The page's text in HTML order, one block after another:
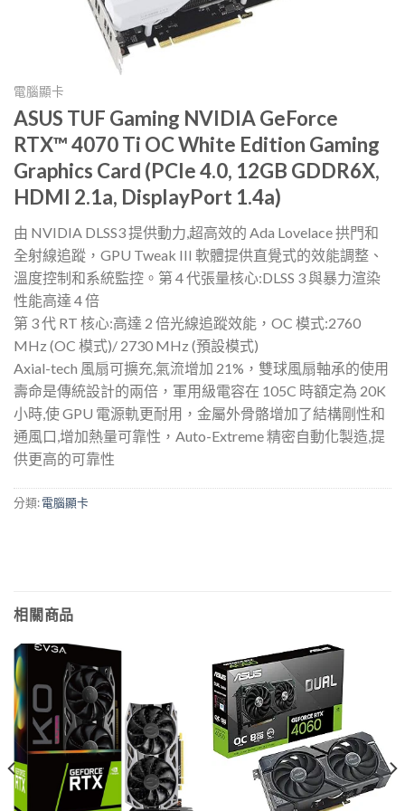
電腦顯卡
ASUS TUF Gaming NVIDIA GeForce
RTX™ 4070 Ti OC White Edition Gaming
Graphics Card (PCIe 4.0, 12GB GDDR6X,
HDMI 2.1a, DisplayPort 1.4a)
由 NVIDIA DLSS3 提供動力,超高效的 Ada Lovelace 拱門和
全射線追蹤，GPU Tweak III 軟體提供直覺式的效能調整、
溫度控制和系統監控。第 4 代張量核心:DLSS 3 與暴力渲染
性能高達 4 倍
第 3 代 RT 核心:高達 2 倍光線追蹤效能，OC 模式:2760
MHz (OC 模式)/ 2730 MHz (預設模式)
Axial-tech 風扇可擴充,氣流增加 21%，雙球風扇軸承的使用
壽命是傳統設計的兩倍，軍用級電容在 105C 時額定為 20K
小時,使 GPU 電源軌更耐用，金屬外骨骼增加了結構剛性和
通風口,增加熱量可靠性，Auto-Extreme 精密自動化製造,提
供更高的可靠性
分類:電腦顯卡
相關商品